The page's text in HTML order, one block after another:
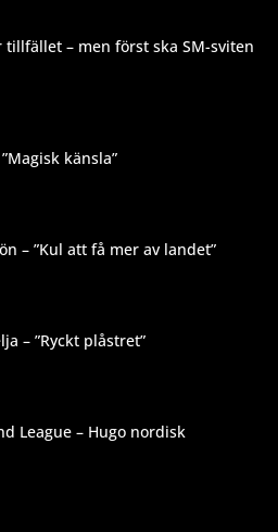
– men först ska SM-sviten
känsla”
– ”Kul att få mer av landet”
– ”Ryckt plåstret”
League – Hugo nordisk